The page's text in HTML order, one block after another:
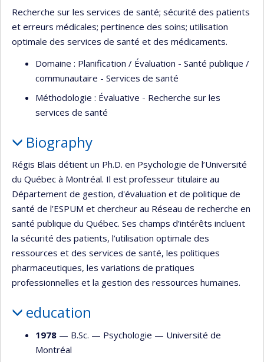
Recherche sur les services de santé; sécurité des patients
et erreurs médicales; pertinence des soins; utilisation
optimale des services de santé et des médicaments.
Domaine : Planification / Évaluation - Santé publique /
communautaire - Services de santé
Méthodologie : Évaluative - Recherche sur les
services de santé
Biography
Régis Blais détient un Ph.D. en Psychologie de l’Université
du Québec à Montréal. Il est professeur titulaire au
Département de gestion, d'évaluation et de politique de
santé de l’ESPUM et chercheur au Réseau de recherche en
santé publique du Québec. Ses champs d’intérêts incluent
la sécurité des patients, l’utilisation optimale des
ressources et des services de santé, les politiques
pharmaceutiques, les variations de pratiques
professionnelles et la gestion des ressources humaines.
education
1978 — B.Sc. — Psychologie — Université de
Montréal